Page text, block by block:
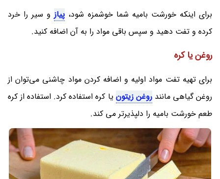
برای اینکه خورشت بامیه شما خوشمزه شود، پیاز و سیر را خرد
کرده و تفت دهید و سپس باقی مواد را به آن اضافه کنید.
روغن یا کره
برای تهیه تفت مواد اولیه و اضافه کردن مواد چاشنی می‌توان از
روغن گیاهی مانندروغن زیتون یا کره استفاده کرد. استفاده از کره
طعم خورشت بامیه را دلپذیرتر می کند.